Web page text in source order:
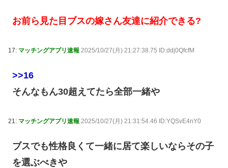
お前ら見た目ブスの嫁さん友達に紹介できる?
17: マッチングアプリ速報 2025/10/27(月) 21:27:38.75 ID:ddj0QfcfM
>>16
そんなもん30超えてたら全部一緒や
21: マッチングアプリ速報 2025/10/27(月) 21:31:54.46 ID:YQSvE4nY0
ブスでも性格良くて一緒に居て楽しいならその子
を選ぶべきや